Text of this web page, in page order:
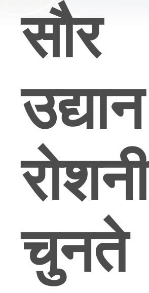
समाचार
विनती
SHOP
साइटमैप
सौर
उद्यान
रोशनी
चुनते